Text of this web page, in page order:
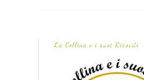
La Collina e i suoi Ricordi